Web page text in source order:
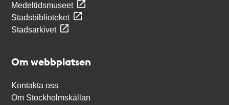
Medeltidsmuseet
Stadsbiblioteket
Stadsarkivet
Om webbplatsen
Kontakta oss
Om Stockholmskällan